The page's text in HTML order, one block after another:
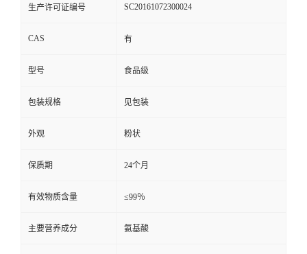
生产许可证编号 SC20161072300024
CAS 有
型号 食品级
包装规格 见包装
外观 粉状
保质期 24个月
有效物质含量 ≤99％
主要营养成分 氨基酸